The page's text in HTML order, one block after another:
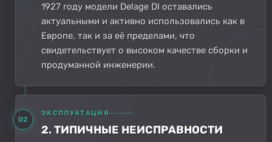
1927 году модели Delage DI оставались
актуальными и активно использовались как в
Европе, так и за её пределами, что
свидетельствует о высоком качестве сборки и
продуманной инженерии.
02
ЭКСПЛУАТАЦИЯ
2. ТИПИЧНЫЕ НЕИСПРАВНОСТИ